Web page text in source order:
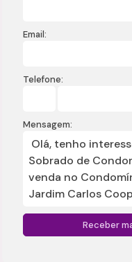
Email:
Telefone:
Mensagem: